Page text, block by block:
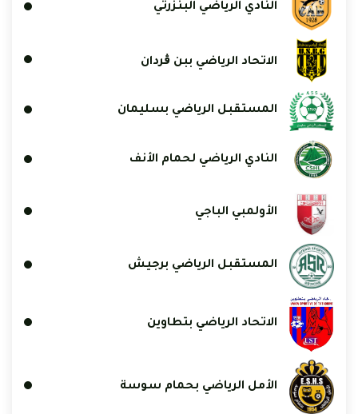
النادي الرياضي البنزرتي
الاتحاد الرياضي ببن ڨردان
المستقبل الرياضي بسليمان
النادي الرياضي لحمام الأنف
الأولمبي الباجي
المستقبل الرياضي برجيش
الاتحاد الرياضي بتطاوين
الأمل الرياضي بحمام سوسة